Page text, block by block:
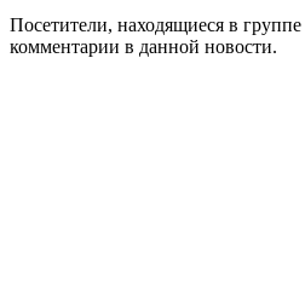
Посетители, находящиеся в группе
комментарии в данной новости.